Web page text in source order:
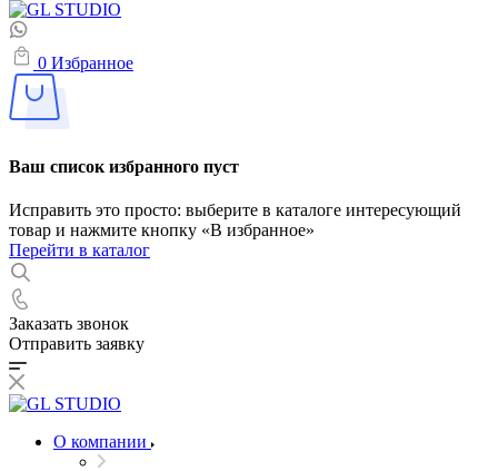
0 Избранное
Ваш список избранного пуст
Исправить это просто: выберите в каталоге интересующий
товар и нажмите кнопку «В избранное»
Перейти в каталог
Заказать звонок
Отправить заявку
О компании